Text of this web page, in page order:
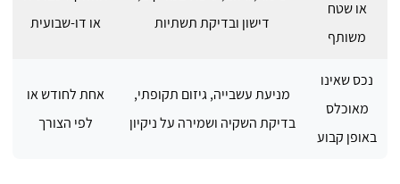
או שטח
משותף
דישון ובדיקת תשתיות
או דו-שבועית
נכס שאינו
מאוכלס
באופן קבוע
מניעת עשבייה, גיזום תקופתי,
בדיקת השקיה ושמירה על ניקיון
אחת לחודש או
לפי הצורך